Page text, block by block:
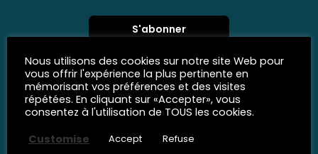
Nous utilisons des cookies sur notre site Web pour
vous offrir l'expérience la plus pertinente en
mémorisant vos préférences et des visites
répétées. En cliquant sur «Accepter», vous
consentez à l'utilisation de TOUS les cookies.
Customise
Accept Refuse